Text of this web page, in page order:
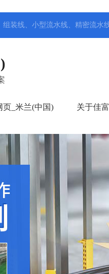
组装线、小型流水线、精密流水
页_米兰(中国) 关于佳富